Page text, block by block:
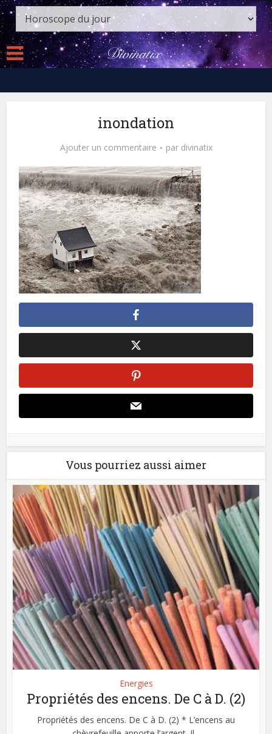
inondation
Ajouter un commentaire par divinatix
Vous pourriez aussi aimer
Energies
Propriétés des encens. De C à D. (2)
Propriétés des encens. De C à D. (2) * L’encens au